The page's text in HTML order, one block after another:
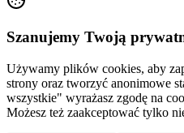
Szanujemy Twoją
Używamy plików cookies, aby
strony oraz tworzyć anonimowe
wszystkie" wyrażasz zgodę na
Możesz też zaakceptować tylko